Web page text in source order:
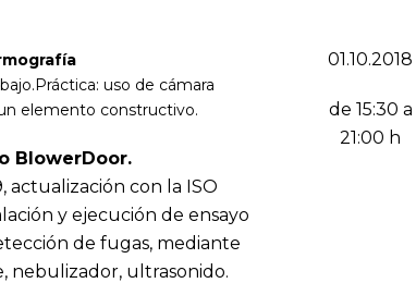
uso de cámara
elemento constructivo.
actualización con la ISO
y ejecución de ensayo
de fugas, mediante
nebulizador, ultrasonido.
01.10.2018
de 15:30 a
21:00 h